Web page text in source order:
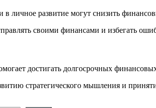
личное развитие могут снизить
своими финансами и избегать
достигать долгосрочных
стратегического мышления и